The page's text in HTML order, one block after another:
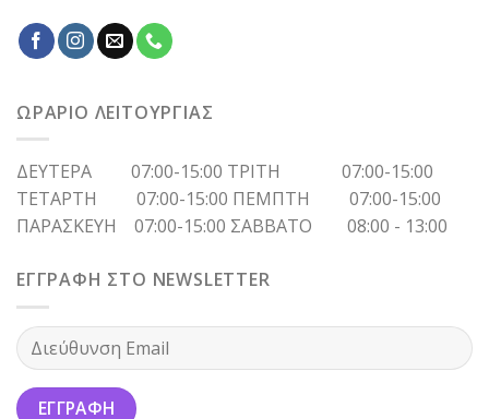
ΩΡΑΡΙΟ ΛΕΙΤΟΥΡΓΙΑΣ
ΔΕΥΤΕΡΑ 07:00-15:00 ΤΡΙΤΗ 07:00-15:00
ΤΕΤΑΡΤΗ 07:00-15:00 ΠΕΜΠΤΗ 07:00-15:00
ΠΑΡΑΣΚΕΥΗ 07:00-15:00 ΣΑΒΒΑΤΟ 08:00 - 13:00
ΕΓΓΡΑΦΗ ΣΤΟ NEWSLETTER